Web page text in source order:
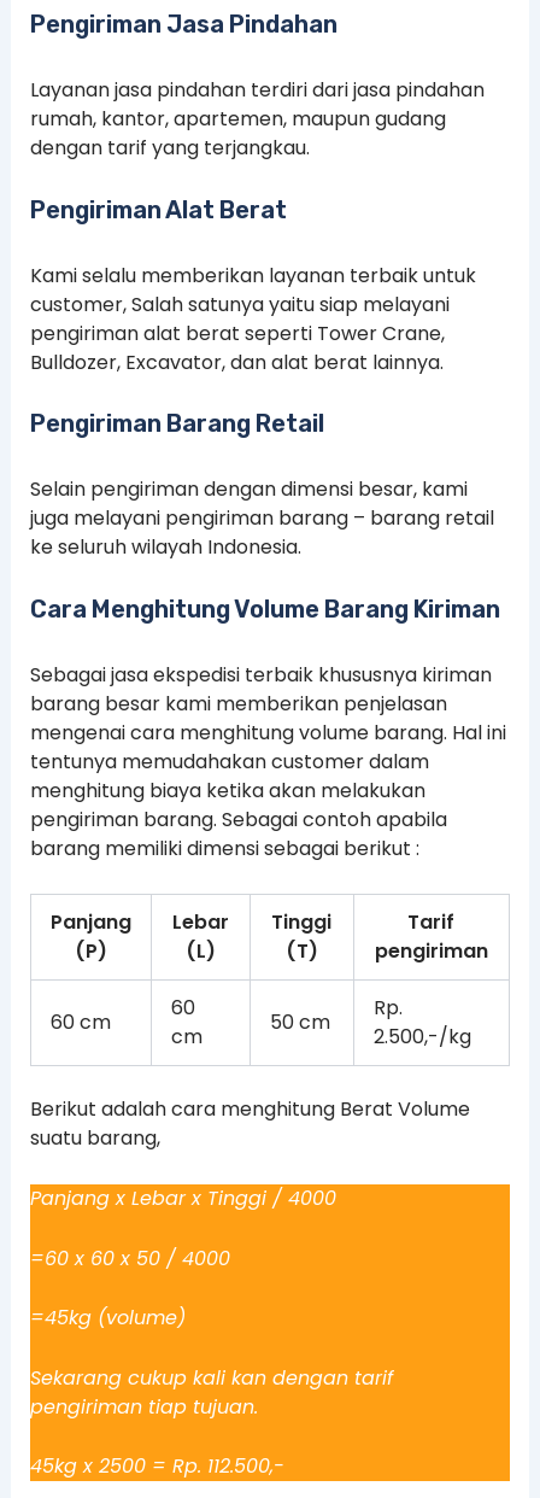
Pengiriman Jasa Pindahan
Layanan jasa pindahan terdiri dari jasa pindahan
rumah, kantor, apartemen, maupun gudang
dengan tarif yang terjangkau.
Pengiriman Alat Berat
Kami selalu memberikan layanan terbaik untuk
customer, Salah satunya yaitu siap melayani
pengiriman alat berat seperti Tower Crane,
Bulldozer, Excavator, dan alat berat lainnya.
Pengiriman Barang Retail
Selain pengiriman dengan dimensi besar, kami
juga melayani pengiriman barang – barang retail
ke seluruh wilayah Indonesia.
Cara Menghitung Volume Barang Kiriman
Sebagai jasa ekspedisi terbaik khususnya kiriman
barang besar kami memberikan penjelasan
mengenai cara menghitung volume barang. Hal ini
tentunya memudahakan customer dalam
menghitung biaya ketika akan melakukan
pengiriman barang. Sebagai contoh apabila
barang memiliki dimensi sebagai berikut :
Panjang
(P)
Lebar
(L)
Tinggi
(T)
Tarif
pengiriman
60 cm
60
cm
50 cm
Rp.
2.500,-/kg
Berikut adalah cara menghitung Berat Volume
suatu barang,
Panjang x Lebar x Tinggi / 4000
=60 x 60 x 50 / 4000
=45kg (volume)
Sekarang cukup kali kan dengan tarif
pengiriman tiap tujuan.
45kg x 2500 = Rp. 112.500,-